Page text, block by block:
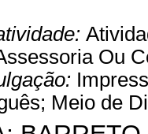
Ou
Meio de